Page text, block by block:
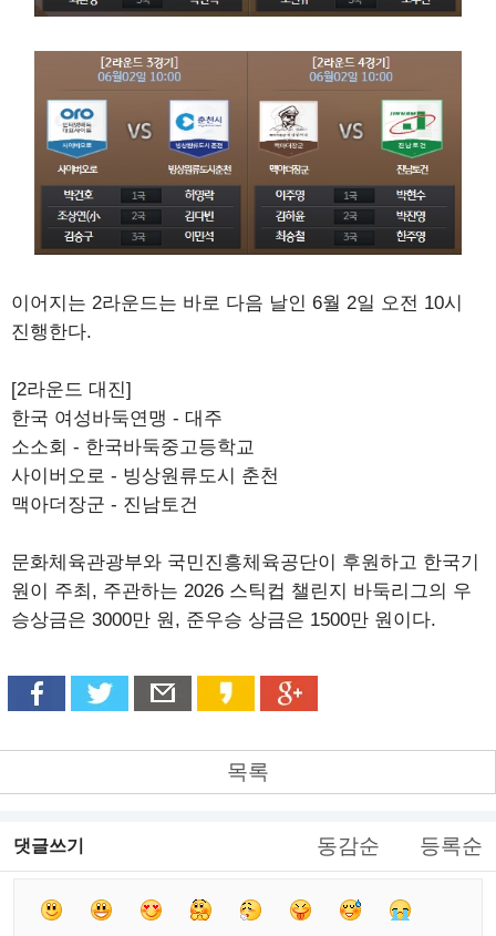
이어지는 2라운드는 바로 다음 날인 6월 2일 오전 10시
진행한다.
[2라운드 대진]
한국 여성바둑연맹 - 대주
소소회 - 한국바둑중고등학교
사이버오로 - 빙상원류도시 춘천
맥아더장군 - 진남토건
문화체육관광부와 국민진흥체육공단이 후원하고 한국기
원이 주최, 주관하는 2026 스틱컵 챌린지 바둑리그의 우
승상금은 3000만 원, 준우승 상금은 1500만 원이다.
목록
댓글쓰기 동감순 등록순